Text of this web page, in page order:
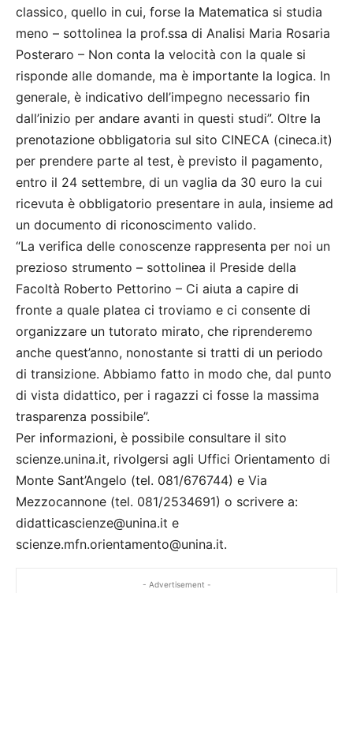
classico, quello in cui, forse la Matematica si studia
meno – sottolinea la prof.ssa di Analisi Maria Rosaria
Posteraro – Non conta la velocità con la quale si
risponde alle domande, ma è importante la logica. In
generale, è indicativo dell’impegno necessario fin
dall’inizio per andare avanti in questi studi”. Oltre la
prenotazione obbligatoria sul sito CINECA (cineca.it)
per prendere parte al test, è previsto il pagamento,
entro il 24 settembre, di un vaglia da 30 euro la cui
ricevuta è obbligatorio presentare in aula, insieme ad
un documento di riconoscimento valido.
“La verifica delle conoscenze rappresenta per noi un
prezioso strumento – sottolinea il Preside della
Facoltà Roberto Pettorino – Ci aiuta a capire di
fronte a quale platea ci troviamo e ci consente di
organizzare un tutorato mirato, che riprenderemo
anche quest’anno, nonostante si tratti di un periodo
di transizione. Abbiamo fatto in modo che, dal punto
di vista didattico, per i ragazzi ci fosse la massima
trasparenza possibile”.
Per informazioni, è possibile consultare il sito
scienze.unina.it, rivolgersi agli Uffici Orientamento di
Monte Sant’Angelo (tel. 081/676744) e Via
Mezzocannone (tel. 081/2534691) o scrivere a:
didatticascienze@unina.it e
scienze.mfn.orientamento@unina.it.
- Advertisement -